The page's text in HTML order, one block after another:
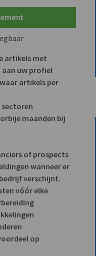
artikels met
aan uw profiel
artikels per
maanden bij
of prospects
wanneer er
verschijnt.
vóór elke
op